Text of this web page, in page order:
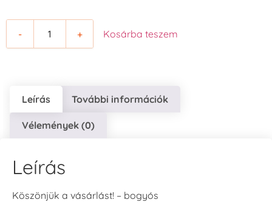
- + Kosárba teszem
Leírás További információk
Vélemények (0)
Leírás
Köszönjük a vásárlást! – bogyós